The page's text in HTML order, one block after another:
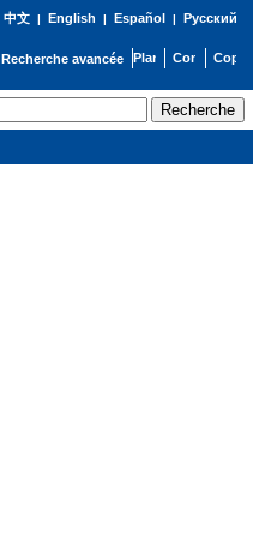
中文| English | Español | Русский
Recherche avancée